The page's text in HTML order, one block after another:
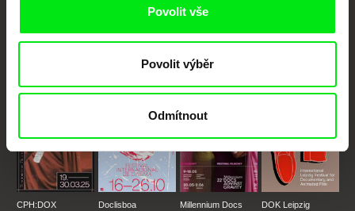
Povolit vše
Povolit výběr
Odmítnout
festivalů dokumentárního filmu sdružených do Doc Alliance. Naším cílem je
posouvat hranice dokumentárního filmu, propagovat jeho rozmanitost a
CPH:DOX Doclisboa
Millennium Docs
DOK Leipzig